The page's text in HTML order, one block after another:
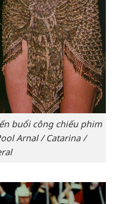
buổi công chiếu phim
Arnal / Catarina /